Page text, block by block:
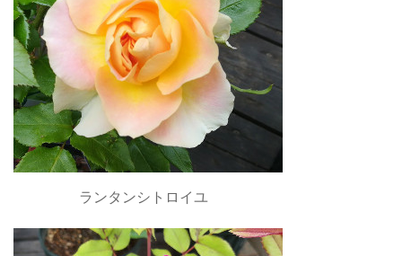
ランタンシトロイユ